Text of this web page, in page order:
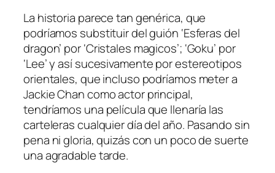
La historia parece tan genérica, que
podríamos substituir del guión ‘Esferas del
dragon’ por ‘Cristales magicos’; ‘Goku’ por
‘Lee’ y así sucesivamente por estereotipos
orientales, que incluso podríamos meter a
Jackie Chan como actor principal,
tendríamos una película que llenaría las
carteleras cualquier día del año. Pasando sin
pena ni gloria, quizás con un poco de suerte
una agradable tarde.